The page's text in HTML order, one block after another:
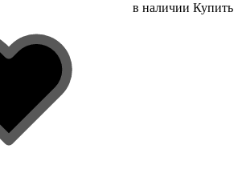
в наличии Купить